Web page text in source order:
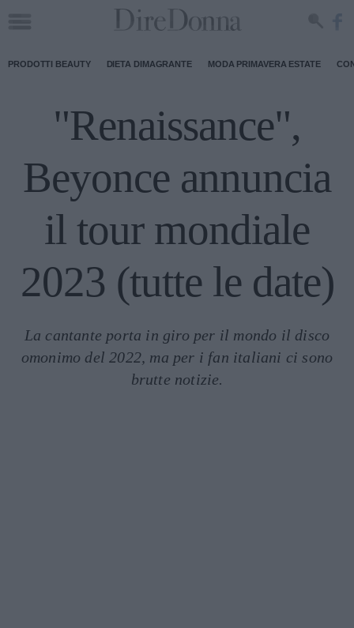
PRODOTTI BEAUTY DIETA DIMAGRANTE MODA PRIMAVERA ESTATE
"Renaissance",
Beyonce annuncia
il tour mondiale
2023 (tutte le date)
La cantante porta in giro per il mondo il disco
omonimo del 2022, ma per i fan italiani ci sono
brutte notizie.